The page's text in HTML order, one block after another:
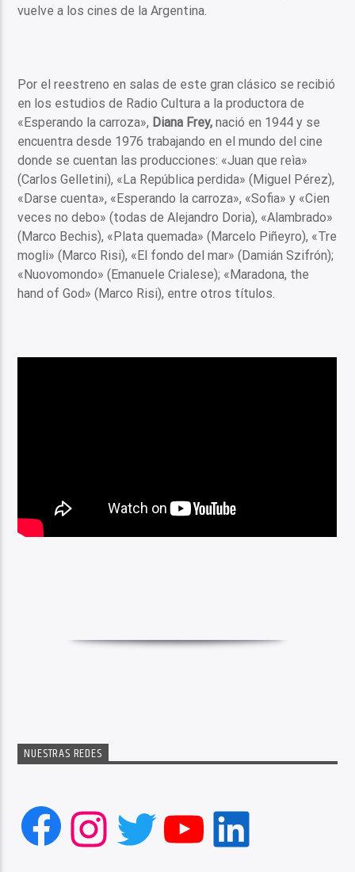
vuelve a los cines de la Argentina.
Por el reestreno en salas de este gran clásico se recibió
en los estudios de Radio Cultura a la productora de
«Esperando la carroza», Diana Frey,nació en 1944 y se
encuentra desde 1976 trabajando en el mundo del cine
donde se cuentan las producciones: «Juan que reìa»
(Carlos Gelletini), «La República perdida» (Miguel Pérez),
«Darse cuenta», «Esperando la carroza», «Sofia» y «Cien
veces no debo» (todas de Alejandro Doria), «Alambrado»
(Marco Bechis), «Plata quemada» (Marcelo Piñeyro), «Tre
mogli» (Marco Risi), «El fondo del mar» (Damián Szifrón);
«Nuovomondo» (Emanuele Crialese); «Maradona, the
hand of God» (Marco Risi), entre otros títulos.
NUESTRAS REDES
Facebook
Instagram
Twitter
YouTube
LinkedIn